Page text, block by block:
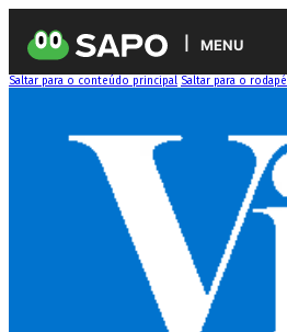
MENU
Saltar para o conteúdo principal Saltar para o rodapé